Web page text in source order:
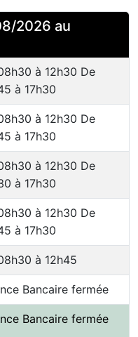
2026 au
à 12h30 De
à 17h30
à 12h30 De
à 17h30
à 12h30 De
à 17h30
à 12h30 De
à 17h30
à 12h45
Bancaire fermée
Bancaire fermée